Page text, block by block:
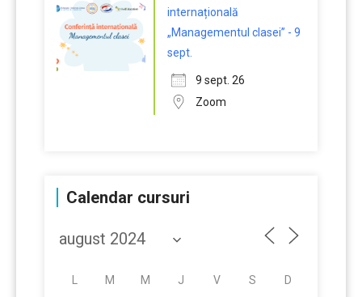
internațională
„Managementul clasei” - 9
sept.
9 sept. 26
Zoom
Calendar cursuri
M M J V S D